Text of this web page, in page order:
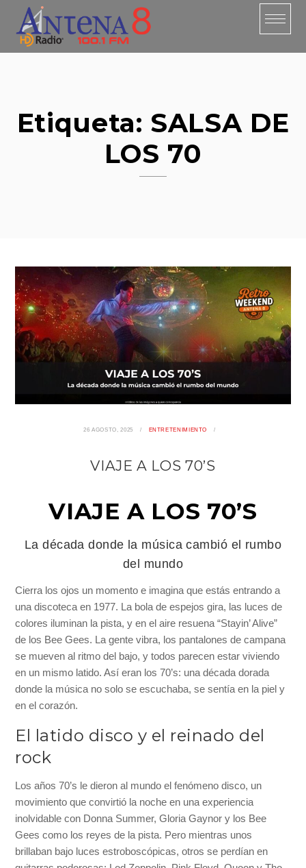
content
Etiqueta: SALSA DE
LOS 70
26 AGOSTO, 2025 ENTRETENIMIENTO
VIAJE A LOS 70’S
VIAJE A LOS 70’S
La década donde la música cambió el rumbo
del mundo
Cierra los ojos un momento e imagina que estás entrando a
una discoteca en 1977. La bola de espejos gira, las luces de
colores iluminan la pista, y en el aire resuena “Stayin’ Alive”
de los Bee Gees. La gente vibra, los pantalones de campana
se mueven al ritmo del bajo, y todos parecen estar viviendo
en un mismo latido. Así eran los 70’s: una década dorada
donde la música no solo se escuchaba, se sentía en la piel y
en el corazón.
El latido disco y el reinado del
rock
Los años 70’s le dieron al mundo el fenómeno disco, un
movimiento que convirtió la noche en una experiencia
inolvidable con Donna Summer, Gloria Gaynor y los Bee
Gees como los reyes de la pista. Pero mientras unos
brillaban bajo luces estroboscópicas, otros se perdían en